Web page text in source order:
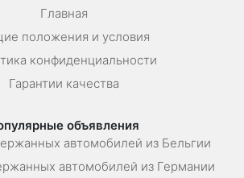
Главная
положения и условия
конфиденциальности
Гарантии качества
объявления
автомобилей из Бельгии
автомобилей из Германии